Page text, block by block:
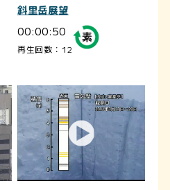
斜里岳展望
00:00:50
再生回数：12